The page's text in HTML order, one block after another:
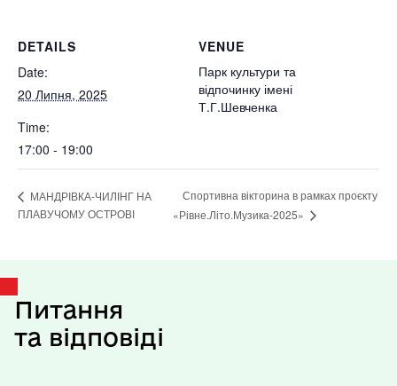
DETAILS
Date:
20 Липня, 2025
Time:
17:00 - 19:00
VENUE
Парк культури та
відпочинку імені
Т.Г.Шевченка
МАНДРІВКА-ЧИЛІНГ НА
ПЛАВУЧОМУ ОСТРОВІ
Спортивна вікторина в рамках проєкту
«Рівне.Літо.Музика-2025»
Питання
та відповіді